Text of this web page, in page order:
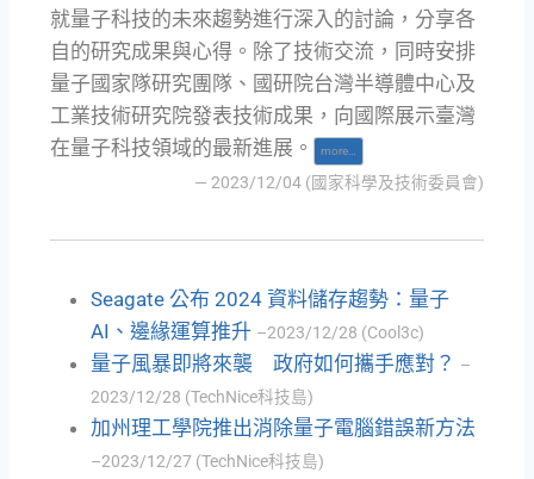
就量子科技的未來趨勢進行深入的討論，分享各
自的研究成果與心得。除了技術交流，同時安排
量子國家隊研究團隊、國研院台灣半導體中心及
工業技術研究院發表技術成果，向國際展示臺灣
在量子科技領域的最新進展。
more…
— 2023/12/04 (國家科學及技術委員會)
Seagate 公布 2024 資料儲存趨勢：量子
AI、邊緣運算推升 –2023/12/28 (Cool3c)
量子風暴即將來襲 政府如何攜手應對？ –
2023/12/28 (TechNice科技島)
加州理工學院推出消除量子電腦錯誤新方法
–2023/12/27 (TechNice科技島)